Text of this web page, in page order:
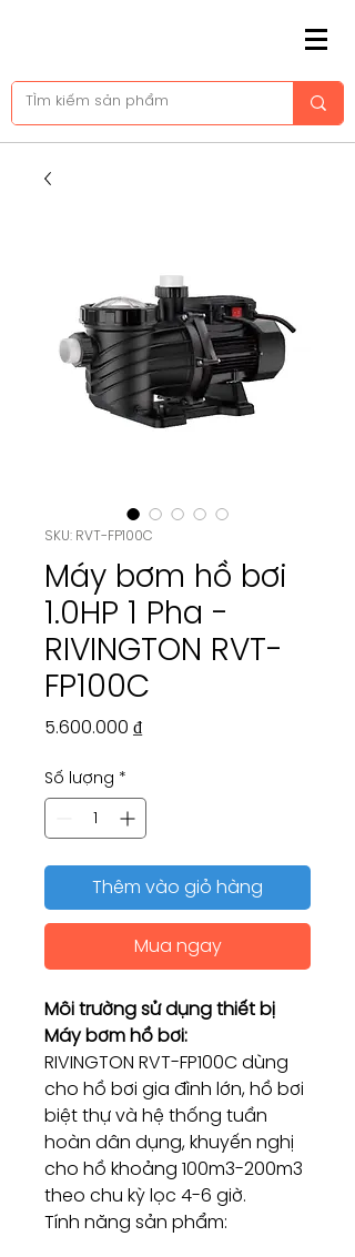
SKU: RVT-FP100C
Máy bơm hồ bơi
1.0HP 1 Pha -
RIVINGTON RVT-
FP100C
5.600.000 ₫Giá
Số lượng *
Thêm vào giỏ hàng
Mua ngay
Môi trường sử dụng thiết bị
Máy bơm hồ bơi:
RIVINGTON RVT-FP100C dùng
cho hồ bơi gia đình lớn, hồ bơi
biệt thự và hệ thống tuần
hoàn dân dụng, khuyến nghị
cho hồ khoảng 100m3-200m3
theo chu kỳ lọc 4-6 giờ.
Tính năng sản phẩm: